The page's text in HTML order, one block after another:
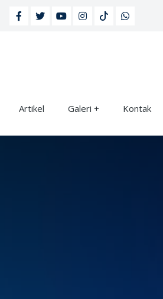
Artikel Galeri Kontak